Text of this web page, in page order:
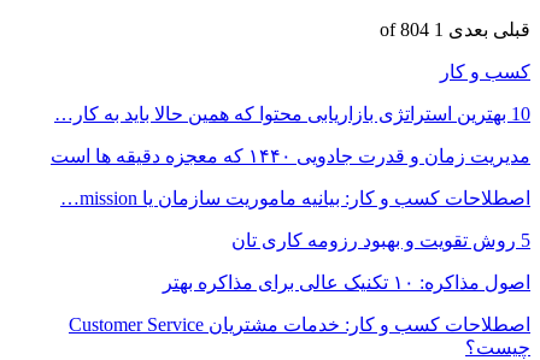
قبلی بعدی 1 of 804
کسب و کار
10 بهترین استراتژی بازاریابی محتوا که همین حالا باید به کار…
مدیریت زمان و قدرت جادویی ۱۴۴۰ که معجزه دقیقه ها است
اصطلاحات کسب و کار: بیانیه ماموریت سازمان یا mission…
5 روش تقویت و بهبود رزومه کاری تان
اصول مذاکره: ۱۰ تکنیک عالی برای مذاکره بهتر
اصطلاحات کسب و کار: خدمات مشتریان Customer Service
چیست؟